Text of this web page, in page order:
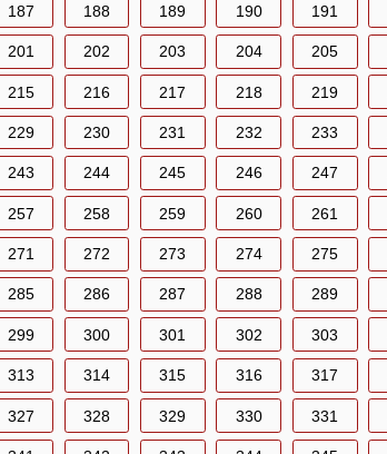
187 188 189 190 191
201 202 203 204 205
215 216 217 218 219
229 230 231 232 233
243 244 245 246 247
257 258 259 260 261
271 272 273 274 275
285 286 287 288 289
299 300 301 302 303
313 314 315 316 317
327 328 329 330 331